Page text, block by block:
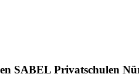
SABEL Privatschulen